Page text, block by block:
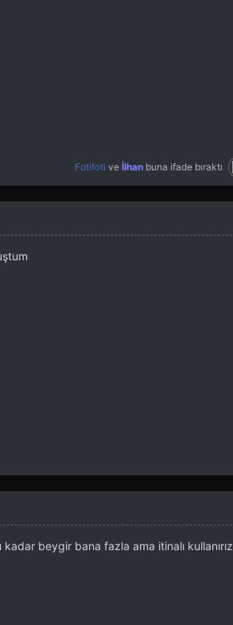
Fotifoti ve İlhan buna ifade bıraktı
beygir bana fazla ama itinalı kullanırız